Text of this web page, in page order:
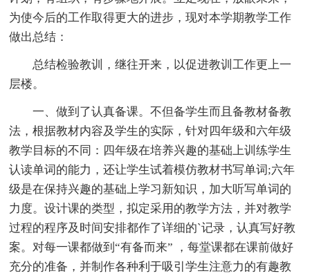
为使今后的工作取得更大的进步，现对本学期教学工作
做出总结：
总结检验教训，继往开来，以促进教训工作更上一
层楼。
一、做到了认真备课。不但备学生而且备教材备教
法，根据教材内容及学生的实际，针对四年级和六年级
教学目标的不同：四年级在培养兴趣的基础上训练学生
认读单词的能力，还让学生试着模仿教材书写单词;六年
级是在保持兴趣的基础上学习新知识，加大听写单词的
力度。设计课的类型，拟定采用的教学方法，并对教学
过程的程序及时间安排都作了详细的`记录，认真写好教
案。对每一课都做到“有备而来” ，每堂课都在课前做好
充分的准备，并制作各种利于吸引学生注意力的有趣教